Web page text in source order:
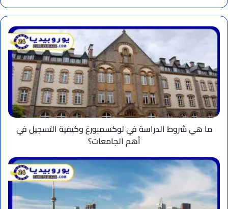
ما
الدراسة
في
لوكسمبورغ
وكيفية
التسجيل
في
أهم
الجامعات؟
ما هي شروط الدراسة في لوكسمبورغ وكيفية التسجيل في
أهم الجامعات؟
تعرف
على
خريطة
كندا
السياحية